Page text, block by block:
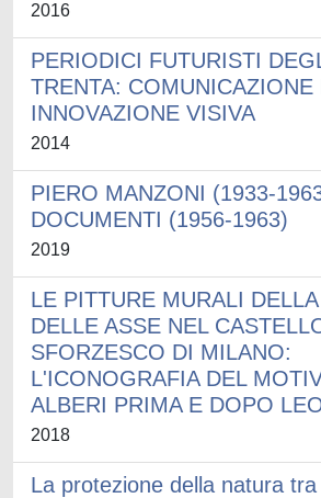
2016
PERIODICI FUTURISTI
TRENTA: COMUNICAZIONE
INNOVAZIONE VISIVA
2014
PIERO MANZONI (1933-
DOCUMENTI (1956-1963)
2019
LE PITTURE MURALI
DELLE ASSE NEL
SFORZESCO DI MILANO:
L'ICONOGRAFIA DEL
ALBERI PRIMA E DOPO
2018
La protezione della natura